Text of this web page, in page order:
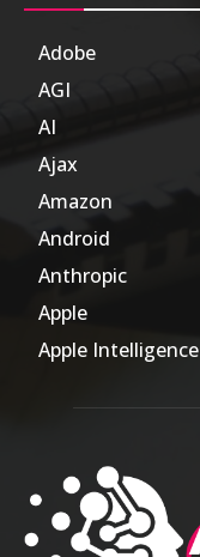
Adobe
AGI
AI
Ajax
Amazon
Android
Anthropic
Apple
Apple Intelligence